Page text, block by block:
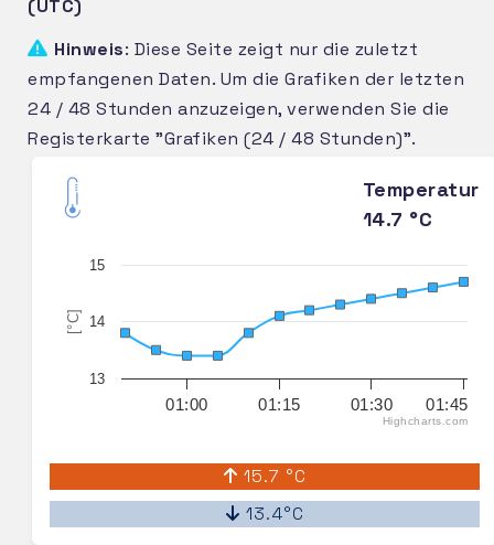
(UTC)
Hinweis: Diese Seite zeigt nur die zuletzt
empfangenen Daten. Um die Grafiken der letzten
24 / 48 Stunden anzuzeigen, verwenden Sie die
Registerkarte "Grafiken (24 / 48 Stunden)".
Temperatur
14.7 °C
[°C]
01:00 01:15 01:30 01:45
13
14
15
Highcharts.com
15.7 °C
13.4°C